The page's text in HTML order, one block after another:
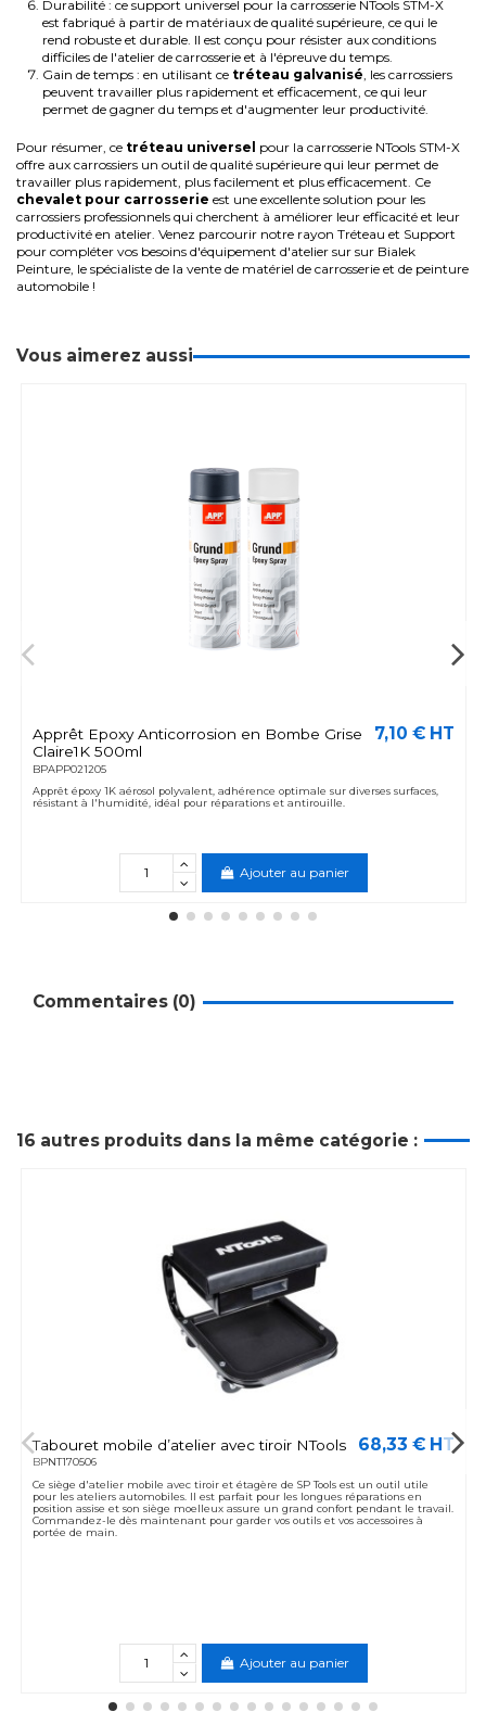
Durabilité : ce support universel pour la carrosserie NTools STM-X
est fabriqué à partir de matériaux de qualité supérieure, ce qui le
rend robuste et durable. Il est conçu pour résister aux conditions
difficiles de l'atelier de carrosserie et à l'épreuve du temps.
Gain de temps : en utilisant ce tréteau galvanisé, les carrossiers
peuvent travailler plus rapidement et efficacement, ce qui leur
permet de gagner du temps et d'augmenter leur productivité.
Pour résumer, ce tréteau universel pour la carrosserie NTools STM-X
offre aux carrossiers un outil de qualité supérieure qui leur permet de
travailler plus rapidement, plus facilement et plus efficacement. Ce
chevalet pour carrosserie est une excellente solution pour les
carrossiers professionnels qui cherchent à améliorer leur efficacité et leur
productivité en atelier. Venez parcourir notre rayon Tréteau et Support
pour compléter vos besoins d'équipement d'atelier sur sur Bialek
Peinture, le spécialiste de la vente de matériel de carrosserie et de peinture
automobile !
Vous aimerez aussi
Apprêt Epoxy Anticorrosion en Bombe Grise
Claire1K 500ml
BPAPP021205
7,10 € HT
Apprêt époxy 1K aérosol polyvalent, adhérence optimale sur diverses surfaces,
résistant à l'humidité, idéal pour réparations et antirouille.
Ajouter au panier
Commentaires (0)
16 autres produits dans la même catégorie :
Tabouret mobile d’atelier avec tiroir NTools
BPNT170506
68,33 € HT
Ce siège d'atelier mobile avec tiroir et étagère de SP Tools est un outil utile
pour les ateliers automobiles. Il est parfait pour les longues réparations en
position assise et son siège moelleux assure un grand confort pendant le travail.
Commandez-le dès maintenant pour garder vos outils et vos accessoires à
portée de main.
Ajouter au panier